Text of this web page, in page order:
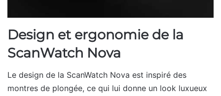
Design et ergonomie de la
ScanWatch Nova
Le design de la ScanWatch Nova est inspiré des
montres de plongée, ce qui lui donne un look luxueux